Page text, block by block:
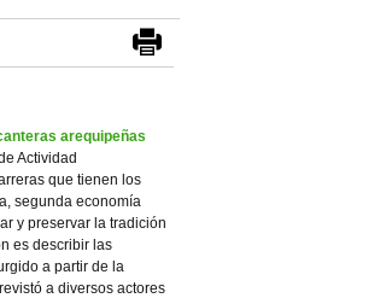
arequipeñas
Actividad
que tienen los
segunda economía
y preservar la tradición
es describir las
a partir de la
a diversos actores